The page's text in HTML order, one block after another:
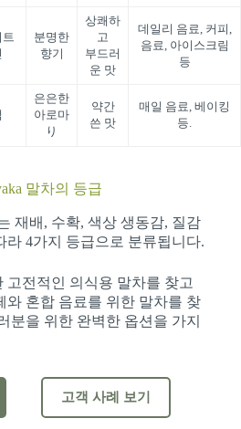
트
분명한
향기
상쾌하
고
부드러
운 맛
데일리 음료, 커피,
음료, 아이스크림
등
은은한
아로마
り
약간
쓴 맛
매일 음료, 베이킹
등.
말차의 등급
재배, 수확, 색상 생동감, 질감
라 4가지 등급으로 분류됩니다.
고전적인 의식용 말차를 찾고
와 혼합 음료를 위한 말차를 찾
분을 위한 완벽한 옵션을 가지
고객 사례 보기